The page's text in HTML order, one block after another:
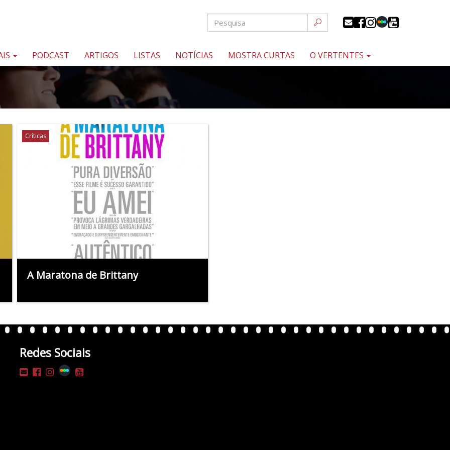
PODCAST ARTIGOS LISTAS NOTÍCIAS MOSTRA CURTAS O VERTENTES
Críticas
A Maratona de Brittany
Redes Sociais